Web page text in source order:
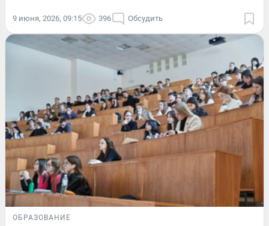
9 июня, 2026, 09:15 396 Обсудить
ОБРАЗОВАНИЕ